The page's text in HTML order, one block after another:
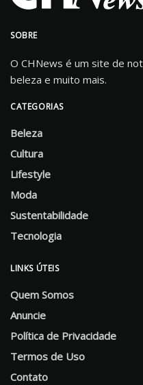
SOBRE
O CHNews é um site de
beleza e muito mais.
CATEGORIAS
Beleza
Cultura
Lifestyle
Moda
Sustentabilidade
Tecnologia
LINKS ÚTEIS
Quem Somos
Anuncie
Política de Privacidade
Termos de Uso
Contato